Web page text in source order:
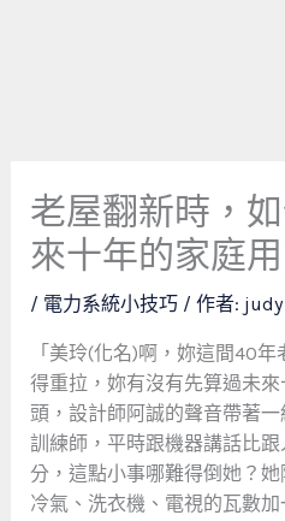
老屋翻新時，
來十年的家庭
/ 電力系統小技巧/ 作者: judy
「美玲(化名)啊，妳這間40
得重拉，妳有沒有先算過未
頭，設計師阿誠的聲音帶著
訓練師，平時跟機器講話比
分，這點小事哪難得倒她？她
冷氣、洗衣機、電視的瓦數